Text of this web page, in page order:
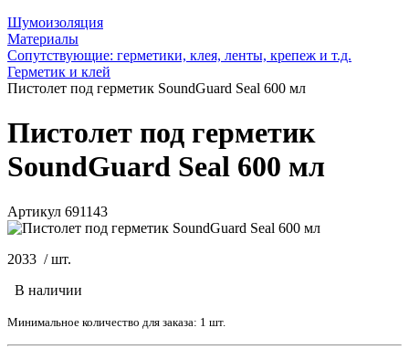
Шумоизоляция
Материалы
Сопутствующие: герметики, клея, ленты, крепеж и т.д.
Герметик и клей
Пистолет под герметик SoundGuard Seal 600 мл
Пистолет под герметик
SoundGuard Seal 600 мл
Артикул 691143
2033 /шт.
В наличии
Минимальное количество для заказа: 1 шт.